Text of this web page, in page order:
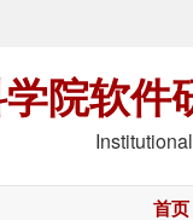
院软件
首页